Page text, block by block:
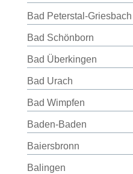
Bad Peterstal-Griesbach
Bad Schönborn
Bad Überkingen
Bad Urach
Bad Wimpfen
Baden-Baden
Baiersbronn
Balingen